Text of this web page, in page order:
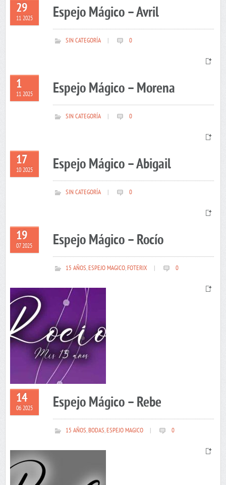
29
11 2025 Espejo Mágico – Avril
SIN CATEGORÍA 0
1
11 2025 Espejo Mágico – Morena
SIN CATEGORÍA 0
17
10 2025 Espejo Mágico – Abigail
SIN CATEGORÍA 0
19
07 2025 Espejo Mágico – Rocío
15 AÑOS,ESPEJO MAGICO,FOTERIX 0
14
06 2025 Espejo Mágico – Rebe
15 AÑOS,BODAS,ESPEJO MAGICO 0